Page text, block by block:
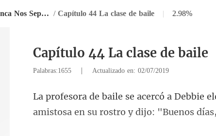
Amor Ardiente: Nunca Nos Separaremos / Capítulo 44 La clase de baile | 2.98%
Capítulo 44 La clase de baile
Palabras:1655 | Actualizado en: 02/07/2019
amistosa en su rost